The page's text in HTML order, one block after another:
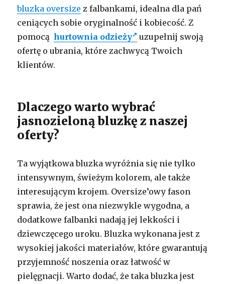
bluzka oversize z falbankami, idealna dla pań
ceniących sobie oryginalność i kobiecość. Z
pomocąhurtownia odzieży
uzupełnij swoją
ofertę o ubrania, które zachwycą Twoich
klientów.
Dlaczego warto wybrać
jasnozieloną bluzkę z naszej
oferty?
Ta wyjątkowa bluzka wyróżnia się nie tylko
intensywnym, świeżym kolorem, ale także
interesującym krojem. Oversize’owy fason
sprawia, że jest ona niezwykle wygodna, a
dodatkowe falbanki nadają jej lekkości i
dziewczęcego uroku. Bluzka wykonana jest z
wysokiej jakości materiałów, które gwarantują
przyjemność noszenia oraz łatwość w
pielęgnacji. Warto dodać, że taka bluzka jest